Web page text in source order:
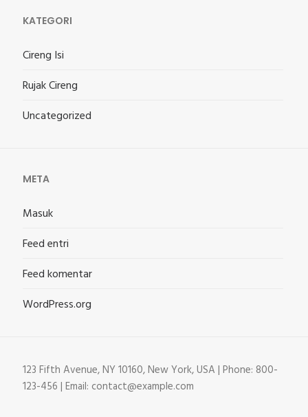
KATEGORI
Cireng Isi
Rujak Cireng
Uncategorized
META
Masuk
Feed entri
Feed komentar
WordPress.org
123 Fifth Avenue, NY 10160, New York, USA | Phone: 800-
123-456 | Email: contact@example.com